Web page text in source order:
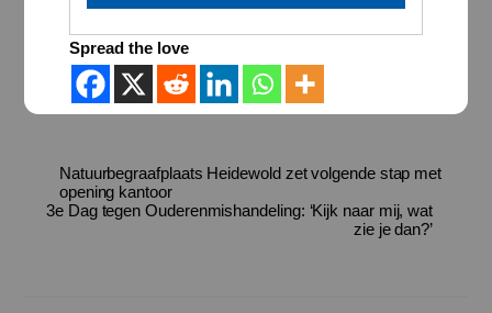
Spread the love
Natuurbegraafplaats Heidewold zet volgende stap met
opening kantoor
3e Dag tegen Ouderenmishandeling: ‘Kijk naar mij, wat
zie je dan?’